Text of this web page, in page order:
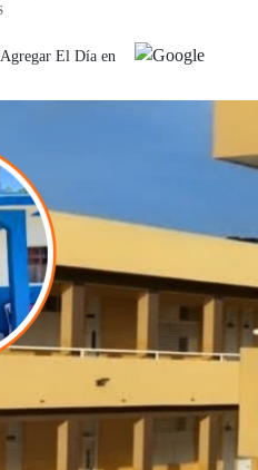
Agregar El Día en